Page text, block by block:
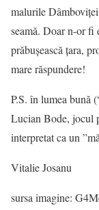
malurile
seamă. Doar n-or fi
prăbușească țara,
mare răspundere!
P.S. în lumea bună
Lucian Bode, jocul
interpretat ca un
Vitalie Josanu
sursa imagine: